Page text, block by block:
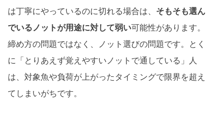
は丁寧にやっているのに切れる場合は、 そもそも選ん
でいるノットが用途に対して弱い可能性があります。
締め方の問題ではなく、ノット選びの問題です。とく
に「とりあえず覚えやすいノットで通している」人
は、対象魚や負荷が上がったタイミングで限界を超え
てしまいがちです。